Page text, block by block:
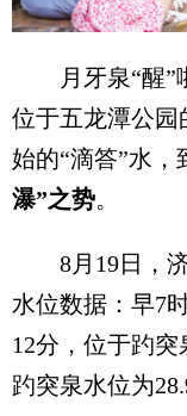
月牙泉“醒”啦
位于五龙潭公园
始的“滴答”水，
瀑”之势。
8月19日，济
水位数据：早7
12分，位于趵突
趵突泉水位为